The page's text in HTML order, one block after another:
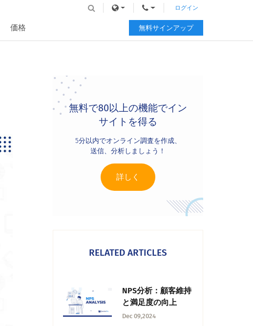
価格
ログイン
無料サインアップ
Primary
Sidebar
無料で80以上の機能でイン
サイトを得る
5分以内でオンライン調査を作成、
送信、分析しましょう！
詳しく
RELATED ARTICLES
NPS分析：顧客維持
と満足度の向上
Dec 09,2024